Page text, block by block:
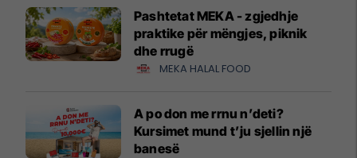
Pashtetat MEKA - zgjedhje
praktike për mëngjes, piknik
dhe rrugë
MEKA HALAL FOOD
A po don me rrnu n’deti?
Kursimet mund t’ju sjellin një
banesë